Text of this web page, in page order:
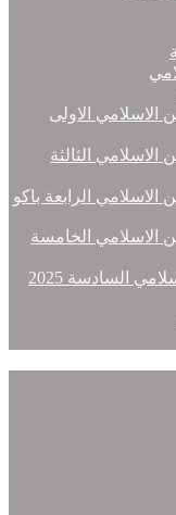
الاسلامي الاولى
الاسلامي الثالثة
الاسلامي الرابعة باكو
الاسلامي الخامسة
السادسة 2025